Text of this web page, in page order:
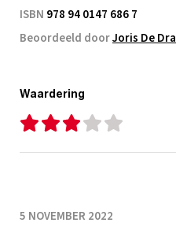
ISBN 978 94 0147 686 7
Beoordeeld doorJoris De
Waardering
5 NOVEMBER 2022